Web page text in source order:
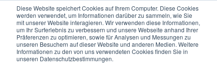
Diese Website speichert Cookies auf Ihrem Computer. Diese Cookies
werden verwendet, um Informationen darüber zu sammeln, wie Sie
mit unserer Website interagieren. Wir verwenden diese Informationen,
um Ihr Surferlebnis zu verbessern und unsere Webseite anhand Ihrer
Präferenzen zu optimieren, sowie für Analysen und Messungen zu
unseren Besuchern auf dieser Website und anderen Medien. Weitere
Informationen zu den von uns verwendeten Cookies finden Sie in
unseren Datenschutzbestimmungen.
User
account
menu
User
Header
Produktsuche Kontakt